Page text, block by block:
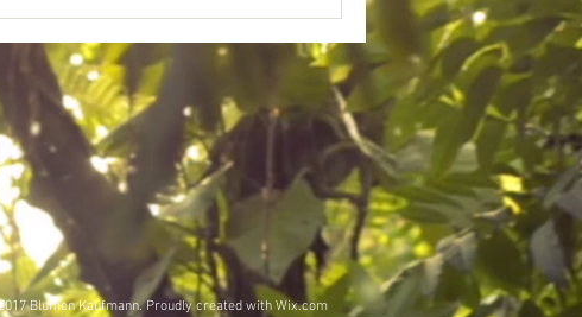
Blumen Kaufmann. Proudly created with Wix.com